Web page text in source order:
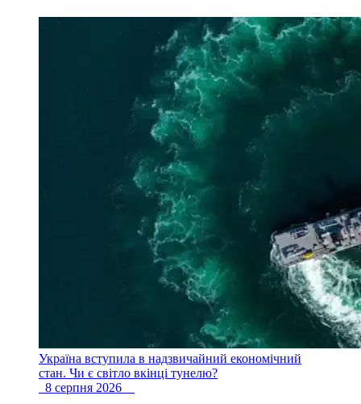
Україна вступила в надзвичайний економічний
стан. Чи є світло вкінці тунелю?
8 серпня 2026